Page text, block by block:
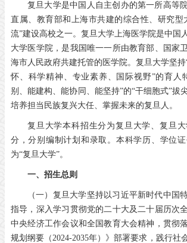
复旦大学是中国人自主创办的第一所高等
直属、教育部和上海市共建的综合性、研究型
流”建设高校之一。复旦大学上海医学院是中国
大学医学院，是我国唯一一所由教育部、国家
海市人民政府共建托管的医学院。复旦大学坚
怀、科学精神、专业素养、国际视野”的育人
别、能建构、能协同、能坚持”的“干细胞式”拔
培养担当民族复兴大任、掌握未来的复旦人。
复旦大学本科招生分为复旦大学、复旦
分，分别编制计划和录取。本科学历、学位
为“复旦大学”。
一、招生总则
（一）复旦大学坚持以习近平新时代中国
指导，深入学习贯彻党的二十大及二十届历次
中央经济工作会议和全国教育大会精神，贯彻
规划纲要（2024-2035年）》部署要求，践行社